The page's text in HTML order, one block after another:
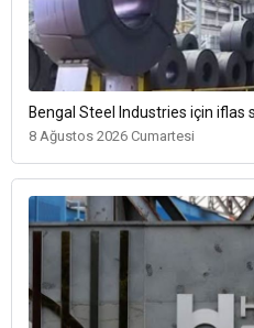
Bengal Steel Industries için iflas
8 Ağustos 2026 Cumartesi